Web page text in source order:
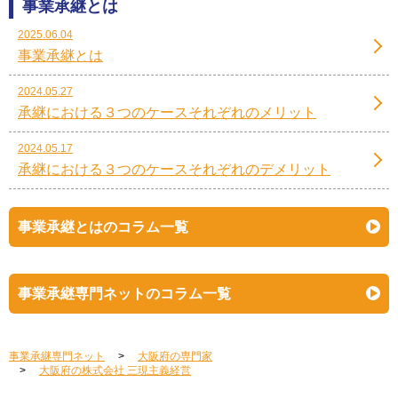
事業承継とは
2025.06.04
事業承継とは
2024.05.27
承継における３つのケースそれぞれのメリット
2024.05.17
承継における３つのケースそれぞれのデメリット
事業承継とはのコラム一覧
事業承継専門ネットのコラム一覧
事業承継専門ネット
大阪府の専門家
大阪府の株式会社 三現主義経営